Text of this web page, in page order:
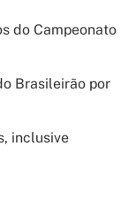
do Campeonato
Brasileirão por
inclusive